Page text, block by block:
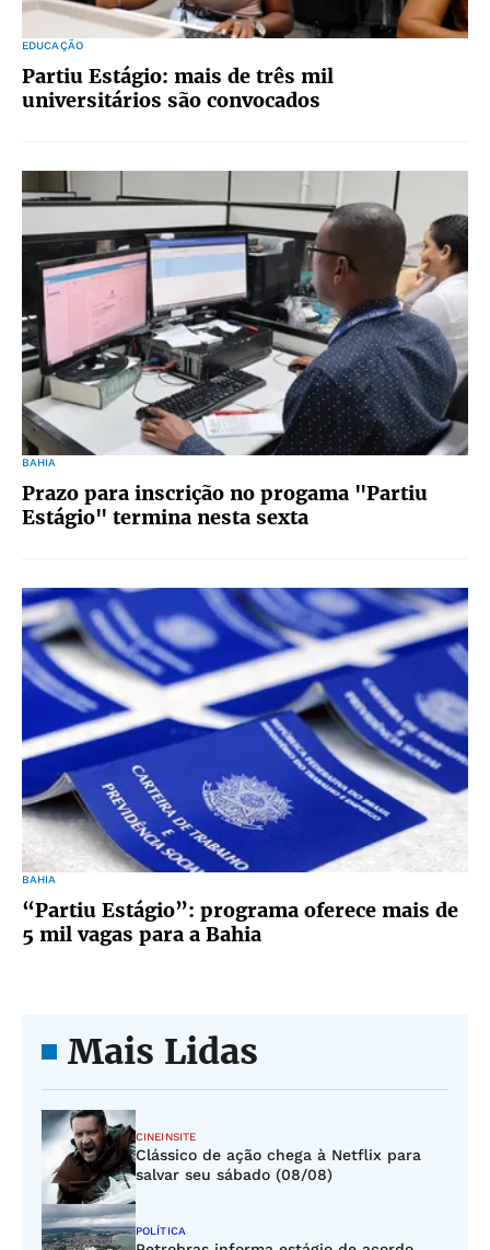
EDUCAÇÃO
Partiu Estágio: mais de três mil
universitários são convocados
BAHIA
Prazo para inscrição no progama "Partiu
Estágio" termina nesta sexta
BAHIA
“Partiu Estágio”: programa oferece mais de
5 mil vagas para a Bahia
Mais Lidas
CINEINSITE
Clássico de ação chega à Netflix para
salvar seu sábado (08/08)
POLÍTICA